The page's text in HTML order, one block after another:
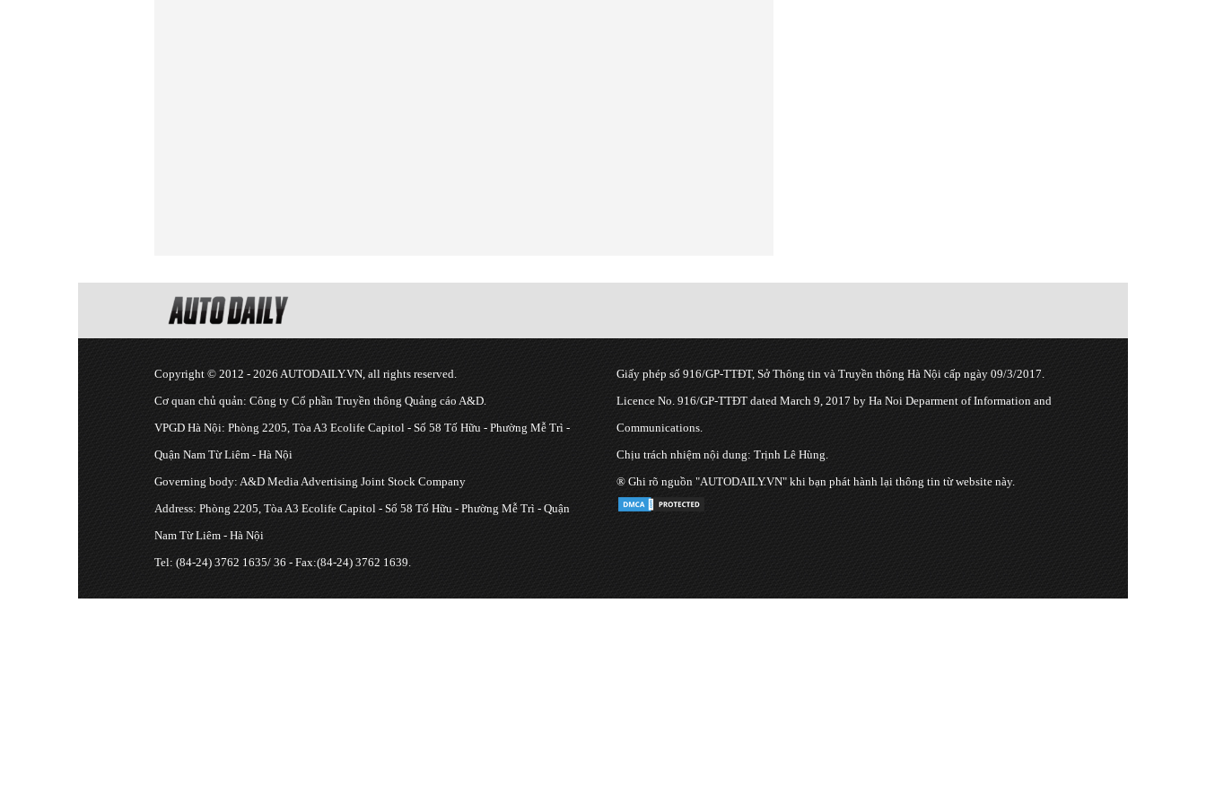
Copyright © 2012 - 2026 AUTODAILY.VN, all rights reserved.
Cơ quan chủ quản: Công ty Cổ phần Truyền thông Quảng cáo A&D.
VPGD Hà Nội: Phòng 2205, Tòa A3 Ecolife Capitol - Số 58 Tố Hữu - Phường Mễ Trì -
Quận Nam Từ Liêm - Hà Nội
Governing body: A&D Media Advertising Joint Stock Company
Address: Phòng 2205, Tòa A3 Ecolife Capitol - Số 58 Tố Hữu - Phường Mễ Trì - Quận
Nam Từ Liêm - Hà Nội
Tel: (84-24) 3762 1635/ 36 - Fax:(84-24) 3762 1639.
Giấy phép số 916/GP-TTĐT, Sở Thông tin và Truyền thông Hà Nội cấp ngày 09/3/2017.
Licence No. 916/GP-TTĐT dated March 9, 2017 by Ha Noi Deparment of Information and
Communications.
Chịu trách nhiệm nội dung: Trịnh Lê Hùng.
® Ghi rõ nguồn "AUTODAILY.VN" khi bạn phát hành lại thông tin từ website này.